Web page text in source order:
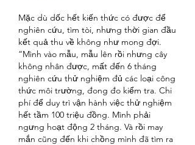
Mặc dù dốc hết kiến thức có được để
nghiên cứu, tìm tòi, nhưng thời gian đầu
kết quả thu về không như mong đợi.
“Mình vào mẫu, mẫu lên rồi nhưng cây
không nhân được, mất đến 6 tháng
nghiên cứu thử nghiệm đủ các loại công
thức môi trường, đong đo kiểm tra. Chi
phí để duy trì vận hành việc thử nghiệm
hết tầm 100 triệu đồng. Mình phải
ngưng hoạt động 2 tháng. Và rồi may
mắn cũng đến khi chồng mình đã tìm ra